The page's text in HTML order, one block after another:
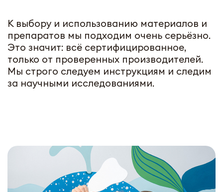
К выбору и использованию материалов и
препаратов мы подходим очень серьёзно.
Это значит: всё сертифицированное,
только от проверенных производителей.
Мы строго следуем инструкциям и следим
за научными исследованиями.